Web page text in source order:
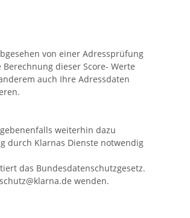
von einer Adressprüfung
dieser Score- Werte
auch Ihre Adressdaten
weiterhin dazu
durch Klarnas Dienste notwendig
das Bundesdatenschutzgesetz.
wenden.